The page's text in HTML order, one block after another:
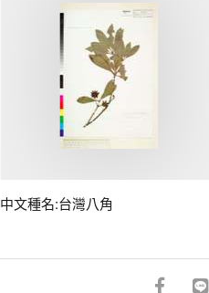
中文種名:台灣八角